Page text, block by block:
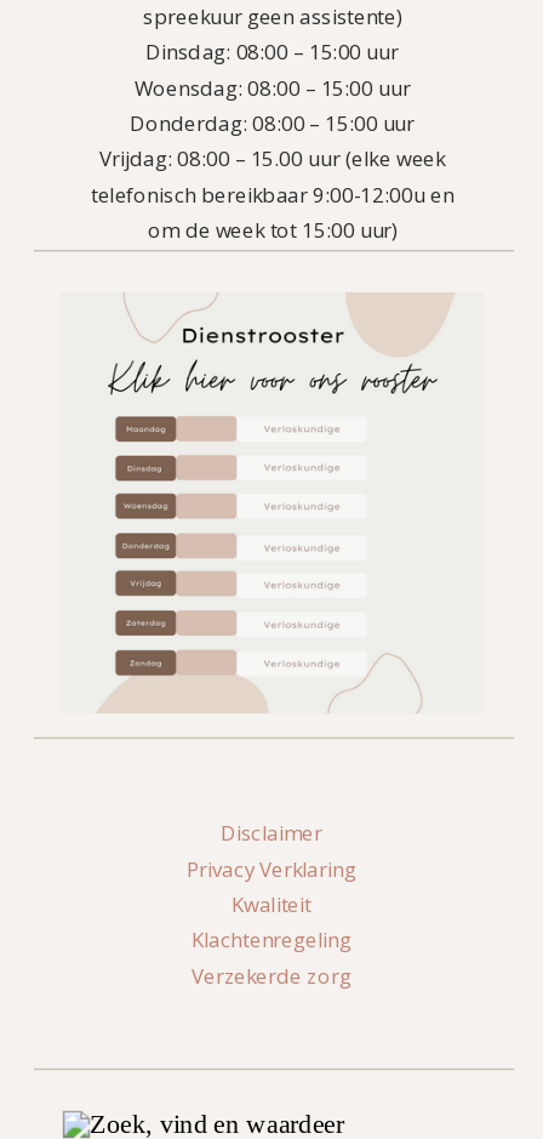
Disclaimer
Privacy Verklaring
Kwaliteit
Klachtenregeling
Verzekerde zorg
spreekuur geen assistente)
Dinsdag: 08:00 – 15:00 uur
Woensdag: 08:00 – 15:00 uur
Donderdag: 08:00 – 15:00 uur
Vrijdag: 08:00 – 15.00 uur (elke week
telefonisch bereikbaar 9:00-12:00u en
om de week tot 15:00 uur)